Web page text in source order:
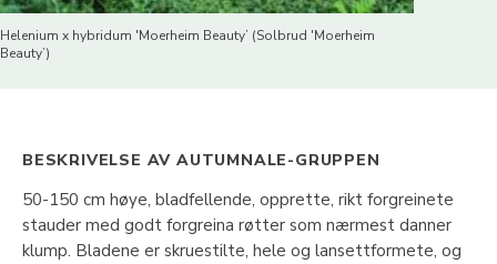
Helenium x hybridum 'Moerheim Beauty’ (Solbrud 'Moerheim
Beauty’)
BESKRIVELSE AV AUTUMNALE-GRUPPEN
50-150 cm høye, bladfellende, opprette, rikt forgreinete
stauder med godt forgreina røtter som nærmest danner
klump. Bladene er skruestilte, hele og lansettformete, og